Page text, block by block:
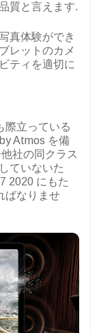
質と言えます.
真体験ができ
レットのカメ
ティを適切に
際立っている
Atmos を備
社の同クラス
ていないた
2020 にもた
ばなりませ